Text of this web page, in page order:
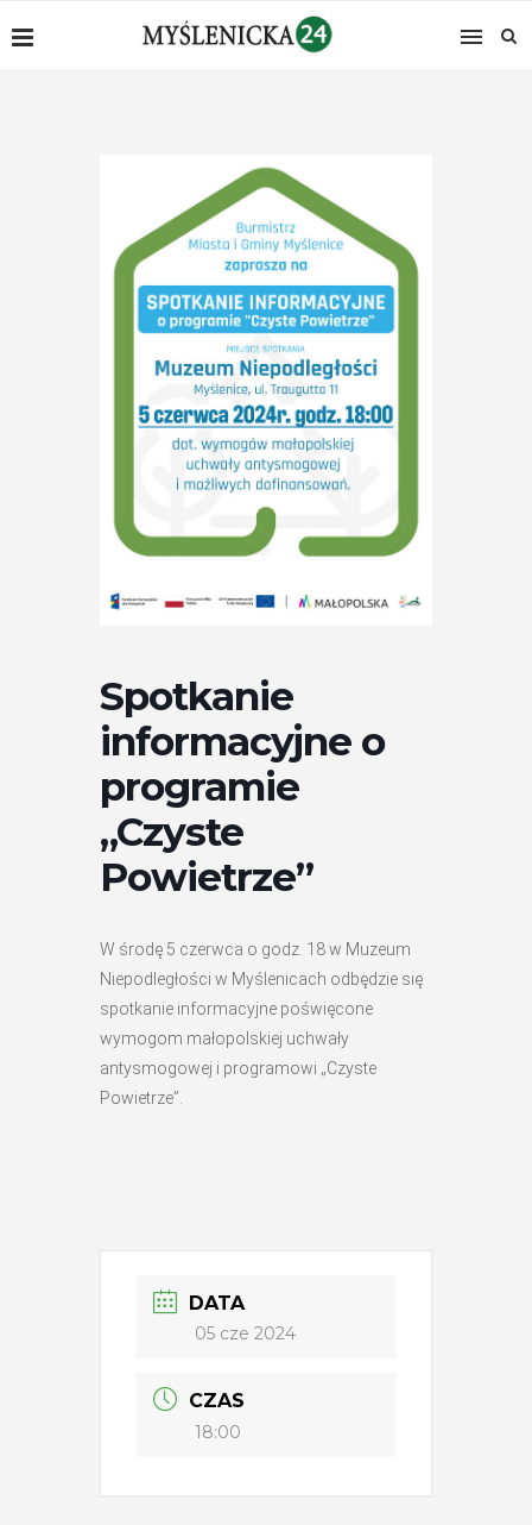
Spotkanie
informacyjne o
programie
„Czyste
Powietrze”
W środę 5 czerwca o godz. 18 w Muzeum
Niepodległości w Myślenicach odbędzie się
spotkanie informacyjne poświęcone
wymogom małopolskiej uchwały
antysmogowej i programowi „Czyste
Powietrze”.
DATA
05 cze 2024
CZAS
18:00